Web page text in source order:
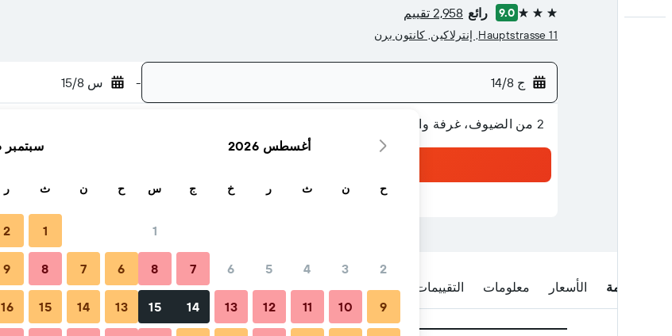
3 نجوم 9.0 رائع 2,958 تقييم
Hauptstrasse 11, إنترلاكين, كانتون برن
ج 14/8 - س 15/8
2 من الضيوف، غرفة واحدة
نظرة عامة الأسعار معلومات التقييمات الموقع متى تحجز الرحلات والأسئلة الشائعة أماكن الإقامة المجاورة
أغسطس 2026
ح ن ث ر خ ج س
1
2
3
4
5
6
7
8
9
10
11
12
13
14
15
سبتمبر 2026
ح ن ث ر
1
2
6
7
8
9
13
14
15
16